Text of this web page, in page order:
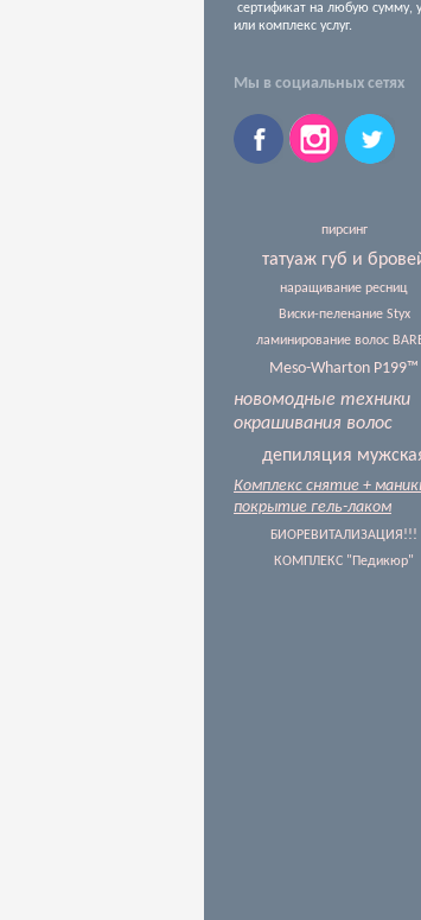
сертификат на любую сумму,
или комплекс услуг.
Мы в социальных сетях
пирсинг
татуаж губ и
наращивание ресниц
Виски-пеленание Styx
ламинирование волос
Meso-Wharton P199™
новомодные техники
окрашивания волос
депиляция
Комплекс снятие +
покрытие гель-лаком
БИОРЕВИТАЛИЗАЦИЯ!!!
КОМПЛЕКС "Педикюр"
В настоящее время наш